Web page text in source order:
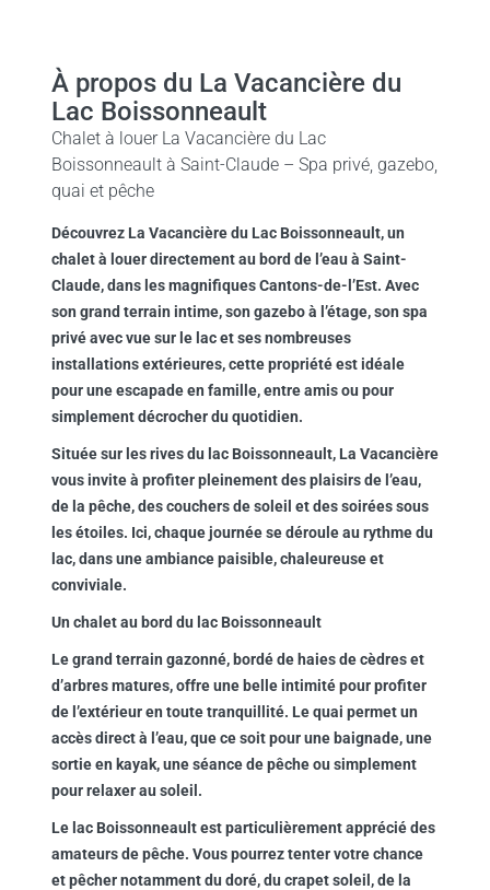
À propos du La Vacancière du
Lac Boissonneault
Chalet à louer La Vacancière du Lac
Boissonneault à Saint-Claude – Spa privé, gazebo,
quai et pêche
Découvrez La Vacancière du Lac Boissonneault, un
chalet à louer directement au bord de l’eau à Saint-
Claude, dans les magnifiques Cantons-de-l’Est. Avec
son grand terrain intime, son gazebo à l’étage, son spa
privé avec vue sur le lac et ses nombreuses
installations extérieures, cette propriété est idéale
pour une escapade en famille, entre amis ou pour
simplement décrocher du quotidien.
Située sur les rives du lac Boissonneault, La Vacancière
vous invite à profiter pleinement des plaisirs de l’eau,
de la pêche, des couchers de soleil et des soirées sous
les étoiles. Ici, chaque journée se déroule au rythme du
lac, dans une ambiance paisible, chaleureuse et
conviviale.
Un chalet au bord du lac Boissonneault
Le grand terrain gazonné, bordé de haies de cèdres et
d’arbres matures, offre une belle intimité pour profiter
de l’extérieur en toute tranquillité. Le quai permet un
accès direct à l’eau, que ce soit pour une baignade, une
sortie en kayak, une séance de pêche ou simplement
pour relaxer au soleil.
Le lac Boissonneault est particulièrement apprécié des
amateurs de pêche. Vous pourrez tenter votre chance
et pêcher notamment du doré, du crapet soleil, de la